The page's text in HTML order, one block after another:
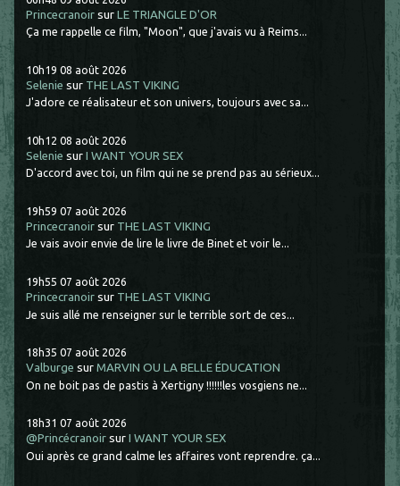
Princecranoir surLE TRIANGLE D'OR
Ça me rappelle ce film, "Moon", que j'avais vu à Reims...
10h19 08 août 2026
Selenie sur THE LAST VIKING
J'adore ce réalisateur et son univers, toujours avec sa...
10h12 08 août 2026
Selenie surI WANT YOUR SEX
D'accord avec toi, un film qui ne se prend pas au sérieux...
19h59 07 août 2026
Princecranoir sur THE LAST VIKING
Je vais avoir envie de lire le livre de Binet et voir le...
19h55 07 août 2026
Princecranoir sur THE LAST VIKING
Je suis allé me renseigner sur le terrible sort de ces...
18h35 07 août 2026
Valburge surMARVIN OU LA BELLE ÉDUCATION
On ne boit pas de pastis à Xertigny !!!!!!les vosgiens ne...
18h31 07 août 2026
@Princécranoir surI WANT YOUR SEX
Oui après ce grand calme les affaires vont reprendre. ça...